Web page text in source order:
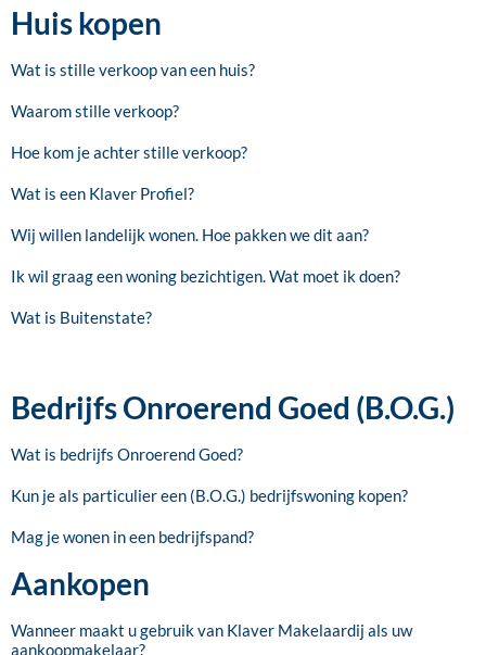
Huis kopen
Wat is stille verkoop van een huis?
Waarom stille verkoop?
Hoe kom je achter stille verkoop?
Wat is een Klaver Profiel?
Wij willen landelijk wonen. Hoe pakken we dit aan?
Ik wil graag een woning bezichtigen. Wat moet ik doen?
Wat is Buitenstate?
Bedrijfs Onroerend Goed (B.O.G.)
Wat is bedrijfs Onroerend Goed?
Kun je als particulier een (B.O.G.) bedrijfswoning kopen?
Mag je wonen in een bedrijfspand?
Aankopen
Wanneer maakt u gebruik van Klaver Makelaardij als uw
aankoopmakelaar?